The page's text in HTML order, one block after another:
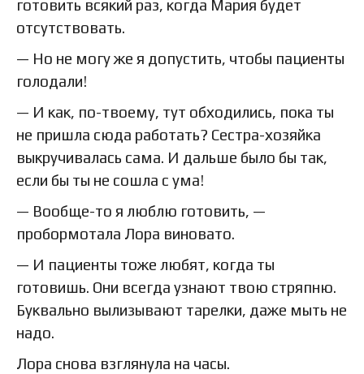
готовить всякий раз, когда Мария будет
отсутствовать.
— Но не могу же я допустить, чтобы пациенты
голодали!
— И как, по-твоему, тут обходились, пока ты
не пришла сюда работать? Сестра-хозяйка
выкручивалась сама. И дальше было бы так,
если бы ты не сошла с ума!
— Вообще-то я люблю готовить, —
пробормотала Лора виновато.
— И пациенты тоже любят, когда ты
готовишь. Они всегда узнают твою стряпню.
Буквально вылизывают тарелки, даже мыть не
надо.
Лора снова взглянула на часы.